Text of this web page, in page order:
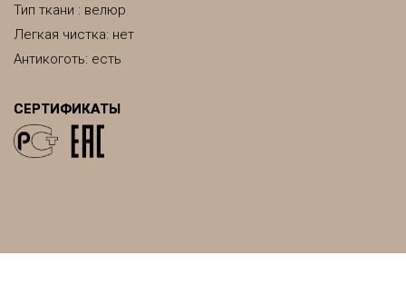
Тип ткани : велюр
Легкая чистка: нет
Антикоготь: есть
СЕРТИФИКАТЫ